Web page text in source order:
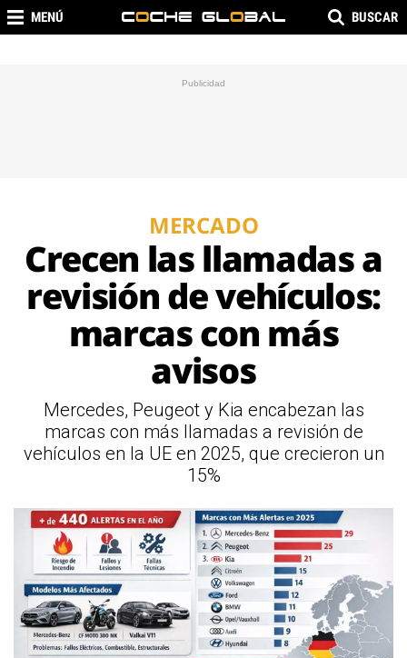
MENÚ BUSCAR
MERCADO
Crecen las llamadas a
revisión de vehículos:
marcas con más
avisos
Mercedes, Peugeot y Kia encabezan las
marcas con más llamadas a revisión de
vehículos en la UE en 2025, que crecieron un
15%